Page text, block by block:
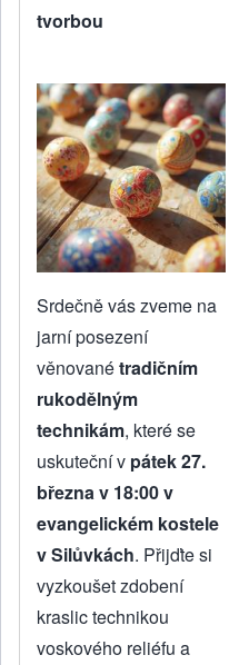
tvorbou
Srdečně vás zveme na
jarní posezení
věnovanétradičním
rukodělným
technikám, které se
uskuteční v pátek 27.
března v 18:00 v
evangelickém kostele
v Silůvkách. Přijďte si
vyzkoušet zdobení
kraslic technikou
voskového reliéfu a